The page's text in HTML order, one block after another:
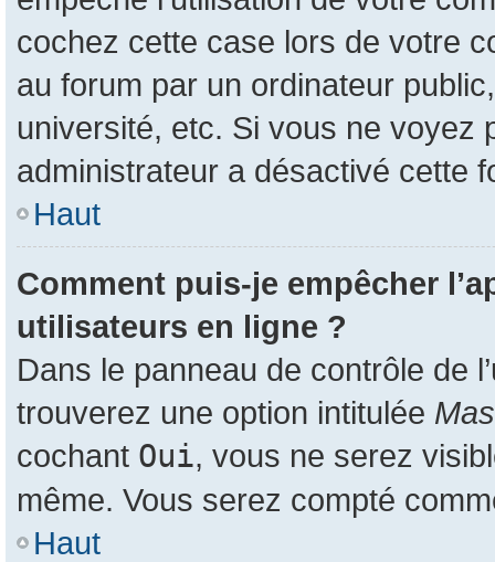
cochez cette case lors de votre
au forum par un ordinateur
université, etc. Si vous ne voyez
administrateur a désactivé cette
Haut
Comment puis-je empêcher
utilisateurs en ligne ?
Dans le panneau de contrôle de
trouverez une option intitulée
cochant Oui, vous ne serez
même. Vous serez compté
Haut